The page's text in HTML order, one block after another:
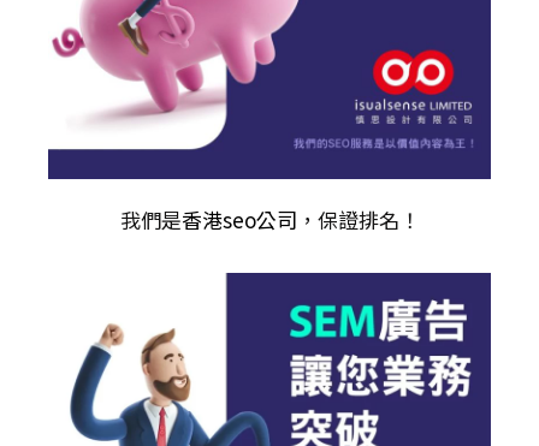
我們是香港seo公司 ，保證排名！